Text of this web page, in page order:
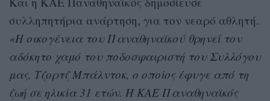
συλληπητήρια ανάρτηση, για τον νεαρό αθλητή.
«Η οικογένεια του Παναθηναϊκού θρηνεί τον
αδόκητο χαμό του ποδοσφαιριστή του Συλλόγου
μας, Τζορτζ Μπάλντοκ, ο οποίος έφυγε από τη
ζωή σε ηλικία 31 ετών. Η ΚΑΕ Παναθηναϊκός